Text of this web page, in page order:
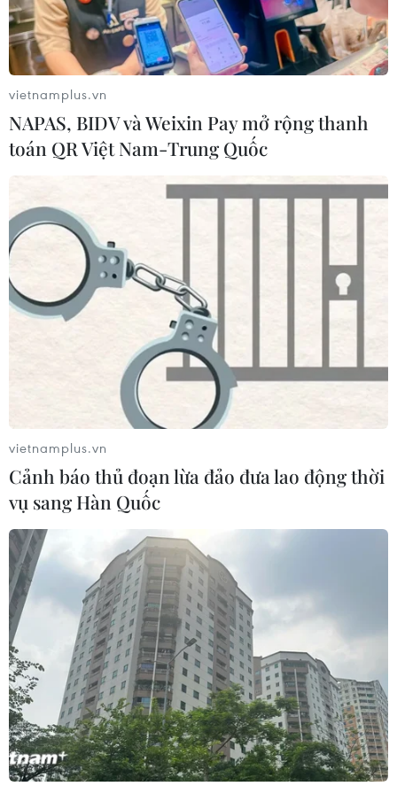
Thắt chặt tình hữu nghị sắt son giữa
các cựu chuyên gia quân sự Nga với
Việt Nam
06/08/2026 06:23
Anh công bố kết quả điều tra ban
đầu vụ đâm dao ở trung tâm London
06/08/2026 06:00
Ba Lan thảo luận việc thành lập căn
cứ quân sự thường trực với Mỹ
Liên hợp quốc: Xung đột Ukraine trải
qua tháng đẫm máu nhất
05/08/2026 23:47
Đức điều tra vụ UAV gắn thuốc nổ
xuất hiện tại sân bay
05/08/2026 23:43
Bất ổn địa chính trị kìm hãm tăng
trưởng Eurozone
05/08/2026 22:59
Tổng thống Nga thay đổi vị
vietnamplus.vn
NAPAS, BIDV và Weixin Pay mở rộng thanh
toán QR Việt Nam-Trung Quốc
vietnamplus.vn
Cảnh báo thủ đoạn lừa đảo đưa lao động thời
vụ sang Hàn Quốc